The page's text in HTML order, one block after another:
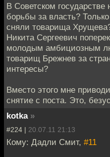
В Советском
борьбы за власть?
сняли товарища
Никита Сергеевич
молодым амбициозным
товарищ Брежнев за
интересы?
Вместо этого мне
снятие с поста. Это,
kotka »
#224 | 20.07.11 21:13
Кому: Дадли Смит, #11